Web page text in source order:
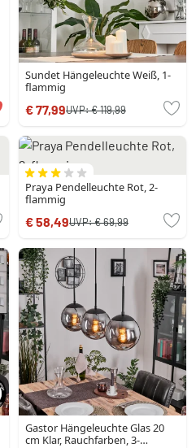
Sundet Hängeleuchte Weiß, 1-
flammig
€ 77,99UVP:€ 119,99
Praya Pendelleuchte Rot, 2-
flammig
€ 58,49UVP:€ 69,99
Gastor Hängeleuchte Glas 20
cm Klar, Rauchfarben, 3-